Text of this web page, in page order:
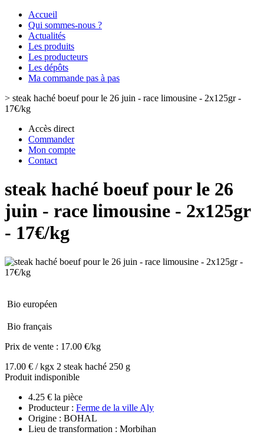
Accueil
Qui sommes-nous ?
Actualités
Les produits
Les producteurs
Les dépôts
Ma commande pas à pas
> steak haché boeuf pour le 26 juin - race limousine - 2x125gr -
17€/kg
Accès direct
Commander
Mon compte
Contact
steak haché boeuf pour le 26
juin - race limousine - 2x125gr
- 17€/kg
Bio européen
Bio français
Prix de vente : 17.00 €/kg
17.00 € / kgx 2 steak haché 250 g
Produit indisponible
4.25 € la pièce
Producteur : Ferme de la ville Aly
Origine : BOHAL
Lieu de transformation : Morbihan